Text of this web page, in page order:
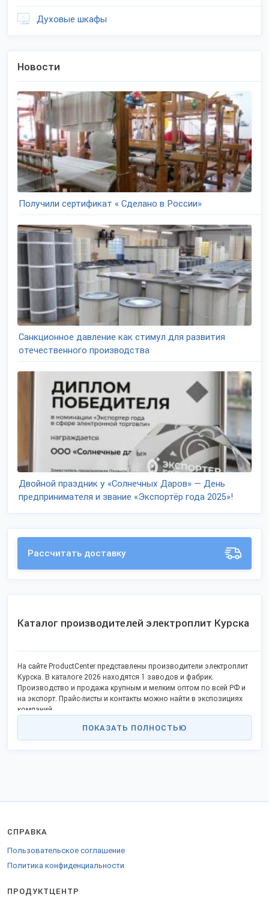
Духовые шкафы
Новости
Получили сертификат « Сделано в России»
Санкционное давление как стимул для развития
отечественного производства
Двойной праздник у «Солнечных Даров» — День
предпринимателя и звание «Экспортёр года 2025»!
Рассчитать доставку
Каталог производителей электроплит Курска
На сайте ProductCenter представлены производители электроплит
Курска. В каталоге 2026 находятся 1 заводов и фабрик.
Производство и продажа крупным и мелким оптом по всей РФ и
на экспорт. Прайс-листы и контакты можно найти в экспозициях
компаний.
ПОКАЗАТЬ ПОЛНОСТЬЮ
СПРАВКА
Пользовательское соглашение
Политика конфиденциальности
ПРОДУКТЦЕНТР